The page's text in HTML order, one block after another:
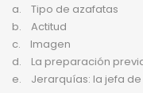
a. Tipo de azafatas
b. Actitud
c. Imagen
d. La preparación
e. Jerarquías: la jefa